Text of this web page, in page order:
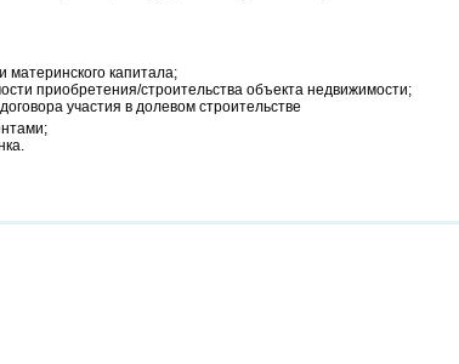
материнского капитала;
приобретения/строительства объекта недвижимости;
участия в долевом строительстве